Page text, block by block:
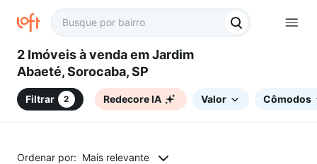
2 Imóveis à venda em Jardim
Abaeté, Sorocaba, SP
Filtrar 2 Redecore IA Valor Cômodos
Ordenar por: Mais relevante